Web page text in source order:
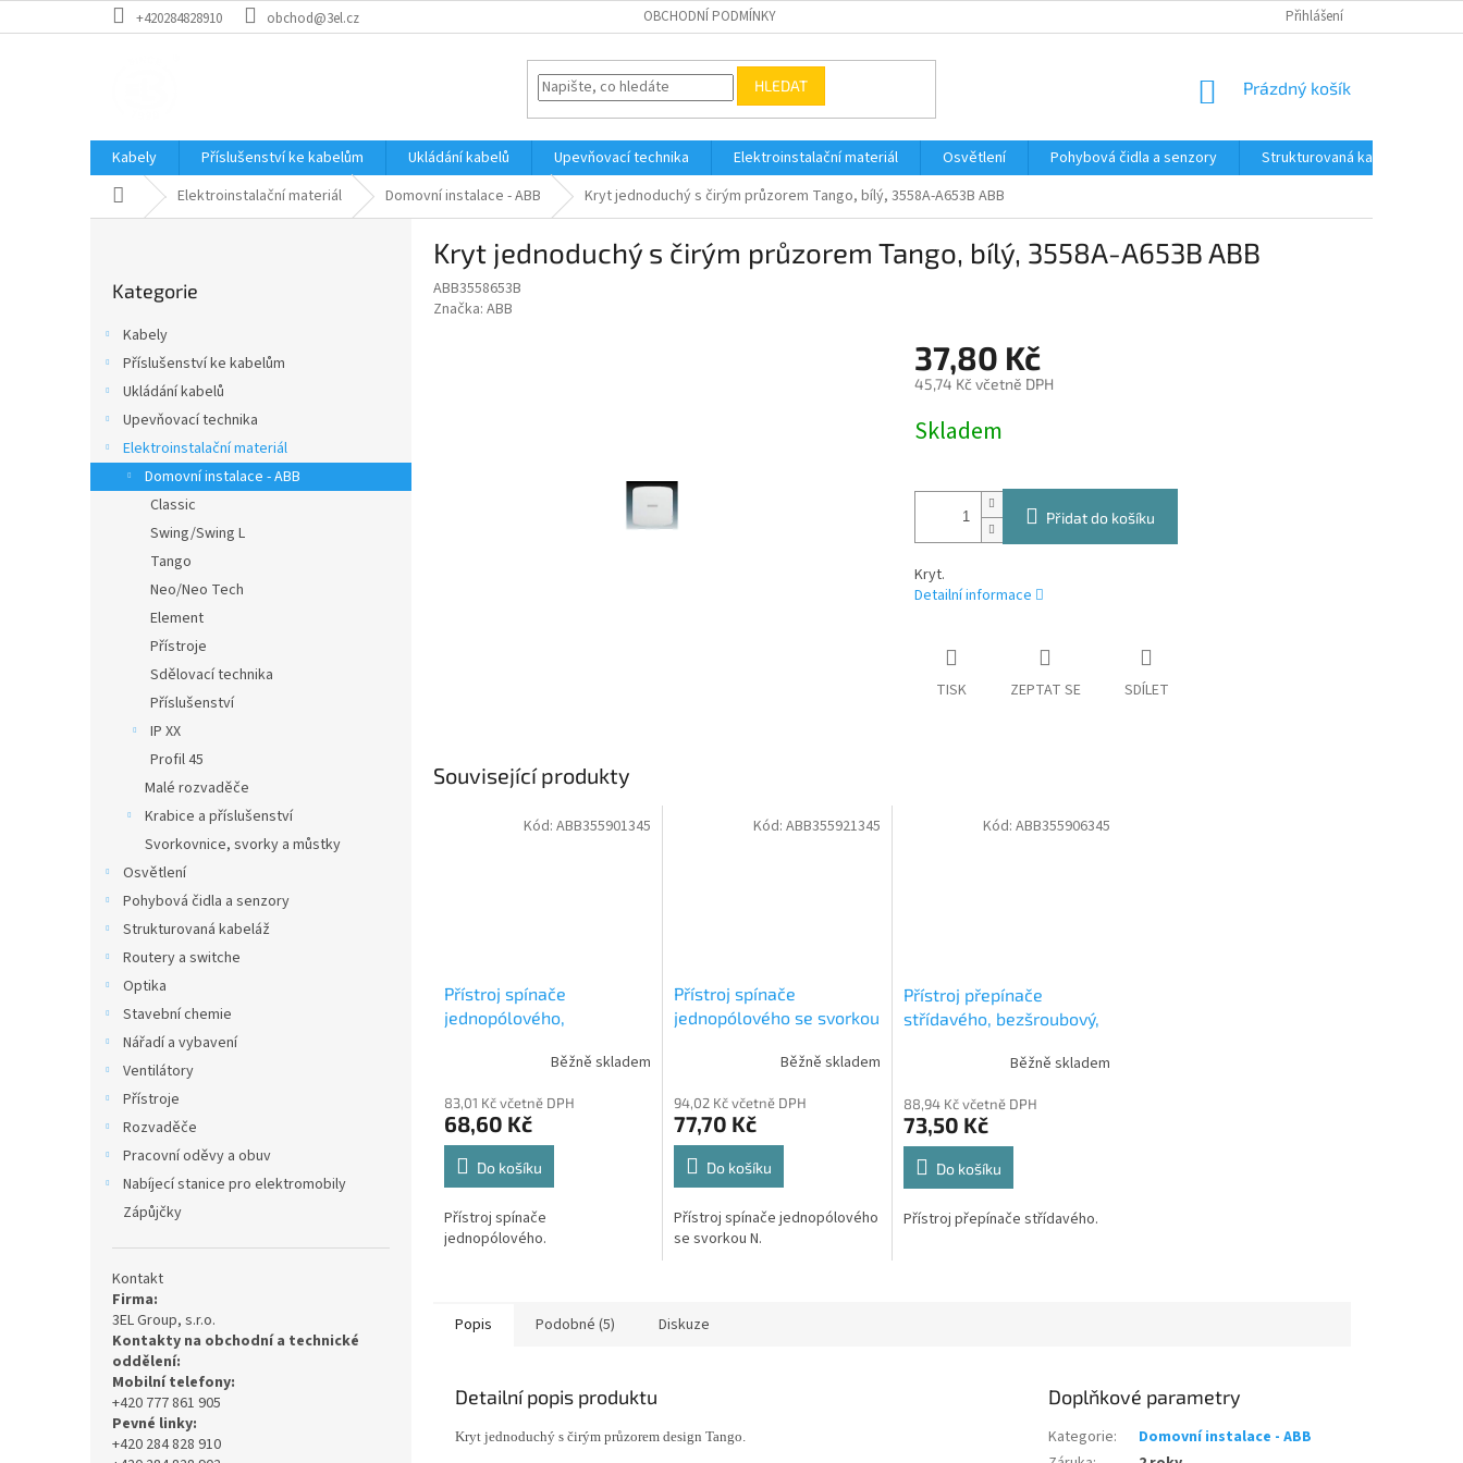
na
+420284828910 obchod@3el.cz OBCHODNÍ PODMÍNKY Přihlášení
HLEDAT
NÁKUPNÍ
Prázdný košík
Kabely Příslušenství ke kabelům Ukládání kabelů Upevňovací technika Elektroinstalační materiál Osvětlení Pohybová čidla a senzory Strukturovaná kabeláž
Domů Elektroinstalační materiál Domovní instalace - ABB Kryt jednoduchý s čirým průzorem Tango, bílý, 3558A-A653B ABB
a
n
kategorie
Kategorie
Kabely
Příslušenství ke kabelům
Ukládání kabelů
Upevňovací technika
Elektroinstalační materiál
Domovní instalace - ABB
Classic
Swing/Swing L
Tango
Neo/Neo Tech
Element
Přístroje
Sdělovací technika
Příslušenství
IP XX
Profil 45
Malé rozvaděče
Krabice a příslušenství
Svorkovnice, svorky a můstky
Osvětlení
Pohybová čidla a senzory
Strukturovaná kabeláž
Routery a switche
Optika
Stavební chemie
Nářadí a vybavení
Ventilátory
Přístroje
Rozvaděče
Pracovní oděvy a obuv
Nabíjecí stanice pro elektromobily
Zápůjčky
Kontakt
Firma:
3EL Group, s.r.o.
Kontakty na obchodní a technické
oddělení:
Mobilní telefony:
+420 777 861 905
Pevné linky:
+420 284 828 910
Kryt jednoduchý s čirým průzorem Tango, bílý, 3558A-A653B ABB
ABB3558653B
Značka: ABB
37,80 Kč
45,74 Kč včetně DPH
cena:
Skladem
Přidat do košíku
Kryt.
Detailní informace
TISK ZEPTAT SE SDÍLET
Související produkty
Přístroj spínače
jednopólového,
Běžně skladem
83,01 Kč včetně DPH
68,60 Kč
Do košíku
Přístroj spínače
jednopólového.
Kód: ABB355901345
Přístroj spínače
jednopólového se svorkou
3559-A21345 ABBBěžně skladem
94,02 Kč včetně DPH
77,70 Kč
Do košíku
Přístroj spínače jednopólového
se svorkou N.
Kód: ABB355921345
Přístroj přepínače
střídavého, bezšroubový,
Běžně skladem
88,94 Kč včetně DPH
73,50 Kč
Do košíku
Přístroj přepínače střídavého.
Kód:ABB355906345
Popis Podobné (5) Diskuze
Detailní popis produktu
Kryt jednoduchý s čirým průzorem design Tango.
Doplňkové parametry
Kategorie:
Domovní instalace - ABB